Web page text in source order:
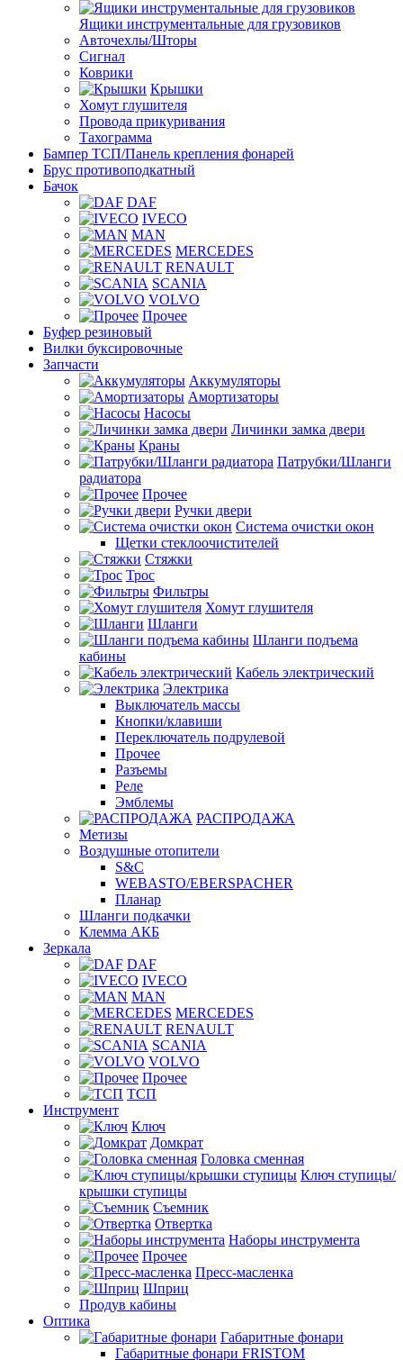
Ящики инструментальные для грузовиков
Авточехлы/Шторы
Сигнал
Коврики
Крышки
Хомут глушителя
Провода прикуривания
Тахограмма
Бампер ТСП/Панель крепления фонарей
Брус противоподкатный
Бачок
DAF
IVECO
MAN
MERCEDES
RENAULT
SCANIA
VOLVO
Прочее
Буфер резиновый
Вилки буксировочные
Запчасти
Аккумуляторы
Амортизаторы
Насосы
Личинки замка двери
Краны
Патрубки/Шланги
радиатора
Прочее
Ручки двери
Система очистки окон
Щетки стеклоочистителей
Стяжки
Трос
Фильтры
Хомут глушителя
Шланги
Шланги подъема
кабины
Кабель электрический
Электрика
Выключатель массы
Кнопки/клавиши
Переключатель подрулевой
Прочее
Разъемы
Реле
Эмблемы
РАСПРОДАЖА
Метизы
Воздушные отопители
S&C
WEBASTO/EBERSPACHER
Планар
Шланги подкачки
Клемма АКБ
Зеркала
DAF
IVECO
MAN
MERCEDES
RENAULT
SCANIA
VOLVO
Прочее
ТСП
Инструмент
Ключ
Домкрат
Головка сменная
Ключ ступицы/
крышки ступицы
Съемник
Отвертка
Наборы инструмента
Прочее
Пресс-масленка
Шприц
Продув кабины
Оптика
Габаритные фонари
Габаритные фонари FRISTOM